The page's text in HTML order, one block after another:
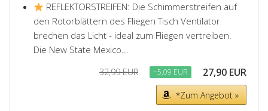
REFLEKTORSTREIFEN: Die Schimmerstreifen auf
den Rotorblättern des Fliegen Tisch Ventilator
brechen das Licht - ideal zum Fliegen vertreiben.
Die New State Mexico...
32,99 EUR −5,09 EUR 27,90 EUR
*Zum Angebot »